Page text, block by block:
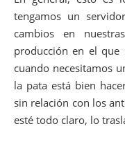
tengamos un
cambios en
producción en el que
cuando necesitamos
la pata está bien
sin relación con los
esté todo claro, lo